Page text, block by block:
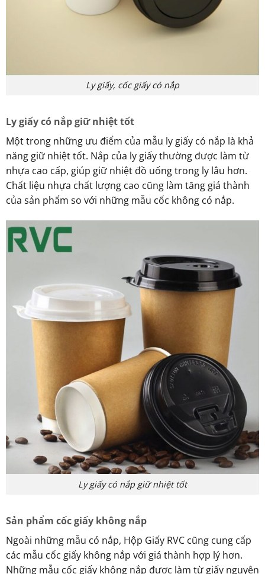
Ly giấy, cốc giấy có nắp
Ly giấy có nắp giữ nhiệt tốt
Một trong những ưu điểm của mẫu ly giấy có nắp là khả
năng giữ nhiệt tốt. Nắp của ly giấy thường được làm từ
nhựa cao cấp, giúp giữ nhiệt đồ uống trong ly lâu hơn.
Chất liệu nhựa chất lượng cao cũng làm tăng giá thành
của sản phẩm so với những mẫu cốc không có nắp.
Ly giấy có nắp giữ nhiệt tốt
Sản phẩm cốc giấy không nắp
Ngoài những mẫu có nắp, Hộp Giấy RVC cũng cung cấp
các mẫu cốc giấy không nắp với giá thành hợp lý hơn.
Những mẫu cốc giấy không nắp được làm từ giấy nguyên